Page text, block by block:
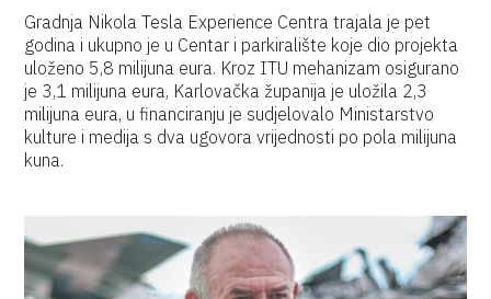
Gradnja Nikola Tesla Experience Centra trajala je pet
godina i ukupno je u Centar i parkiralište koje dio projekta
uloženo 5,8 milijuna eura. Kroz ITU mehanizam osigurano
je 3,1 milijuna eura, Karlovačka županija je uložila 2,3
milijuna eura, u financiranju je sudjelovalo Ministarstvo
kulture i medija s dva ugovora vrijednosti po pola milijuna
kuna.